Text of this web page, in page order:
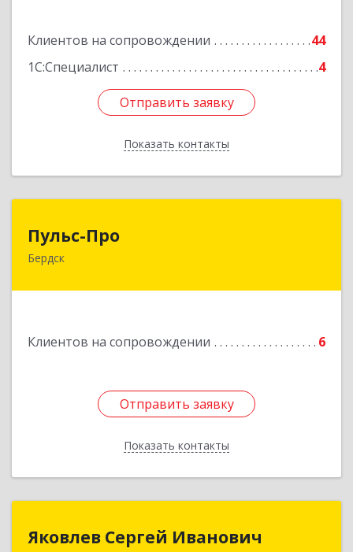
Клиентов на сопровождении
44
1С:Специалист
4
Отправить заявку
Показать контакты
Отправить заявку
Назад
Пульс-Про
Бердск
Клиентов на сопровождении 6
Отправить заявку
Показать контакты
633010, Новосибирская обл, Бердск, Ленина,
Отправить заявку
Назад
Яковлев Сергей Иванович
Яковлев Сергей Иванович